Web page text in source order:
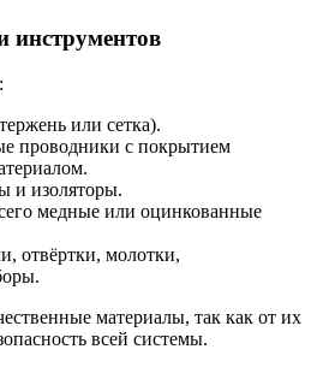
инструментов
или сетка).
проводники с покрытием
и изоляторы.
медные или оцинкованные
отвёртки, молотки,
материалы, так как от их
всей системы.